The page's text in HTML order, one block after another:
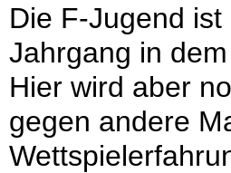
Die F-Jugend
Jahrgang in
Hier wird aber
gegen andere